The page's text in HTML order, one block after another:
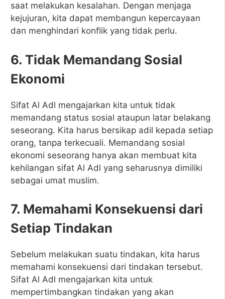
saat melakukan kesalahan. Dengan menjaga
kejujuran, kita dapat membangun kepercayaan
dan menghindari konflik yang tidak perlu.
6. Tidak Memandang Sosial
Ekonomi
Sifat Al Adl mengajarkan kita untuk tidak
memandang status sosial ataupun latar belakang
seseorang. Kita harus bersikap adil kepada setiap
orang, tanpa terkecuali. Memandang sosial
ekonomi seseorang hanya akan membuat kita
kehilangan sifat Al Adl yang seharusnya dimiliki
sebagai umat muslim.
7. Memahami Konsekuensi dari
Setiap Tindakan
Sebelum melakukan suatu tindakan, kita harus
memahami konsekuensi dari tindakan tersebut.
Sifat Al Adl mengajarkan kita untuk
mempertimbangkan tindakan yang akan